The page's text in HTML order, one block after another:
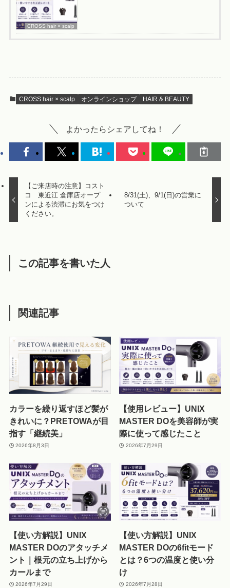
CROSS hair × scalp
CROSS hair × scalp オンラインショップ HAIR & BEAUTY
よかったらシェアしてね！
【ご来店時の注意】コスト
コ 東近江 倉庫店オープ
ンによる渋滞にお気をつけ
ください。
8/31(土)、9/1(日)の営業に
ついて
この記事を書いた人
関連記事
カラーを繰り返すほど髪が
きれいに？PRETOWAが目
指す「継続美」
2026年8月3日
【使用レビュー】UNIX
MASTER DOを美容師が実
際に使って感じたこと
2026年7月29日
【使い方解説】UNIX
MASTER DOのアタッチメ
ント｜根元の立ち上げから
カールまで
2026年7月29日
【使い方解説】UNIX
MASTER DOの6fitモード
とは？6つの温度と使い分
け
2026年7月28日